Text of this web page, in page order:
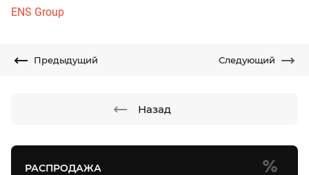
РАСПРОДАЖА
ENS Group
Предыдущий Следующий
Назад